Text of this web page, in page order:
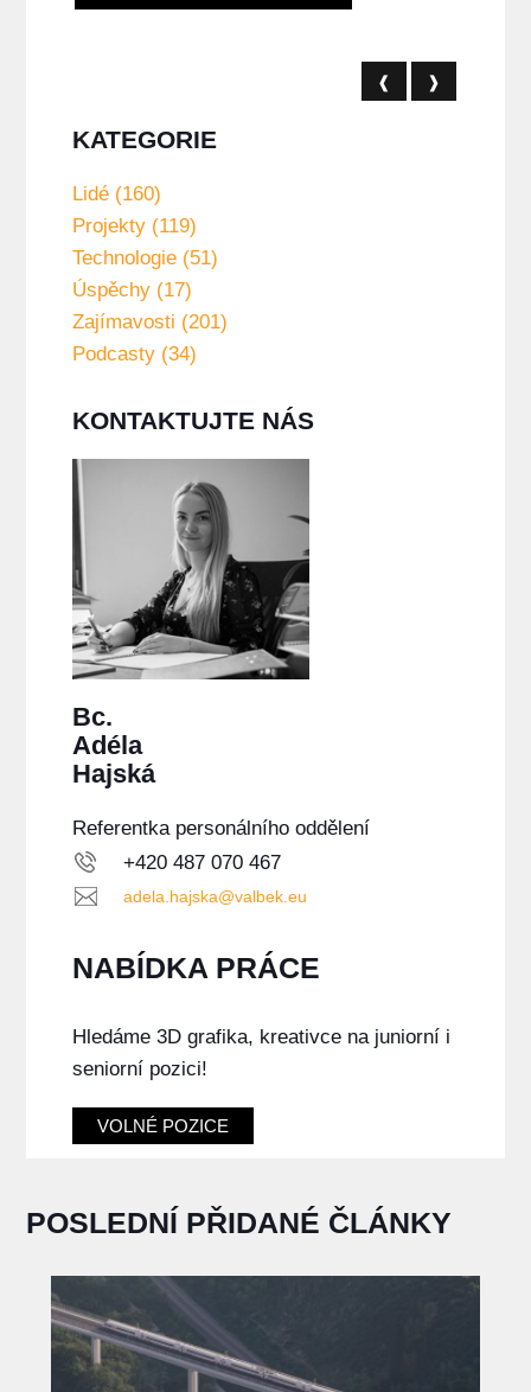
❰ ❱
KATEGORIE
Lidé (160)
Projekty (119)
Technologie (51)
Úspěchy (17)
Zajímavosti (201)
Podcasty (34)
KONTAKTUJTE NÁS
Bc.
Adéla
Hajská
Referentka personálního oddělení
+420 487 070 467
adela.hajska@valbek.eu
NABÍDKA PRÁCE
Hledáme 3D grafika, kreativce na juniorní i
seniorní pozici!
VOLNÉ POZICE
POSLEDNÍ PŘIDANÉ ČLÁNKY